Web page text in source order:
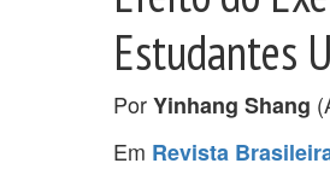
Estudantes
PorYinhang Shang
Em Revista